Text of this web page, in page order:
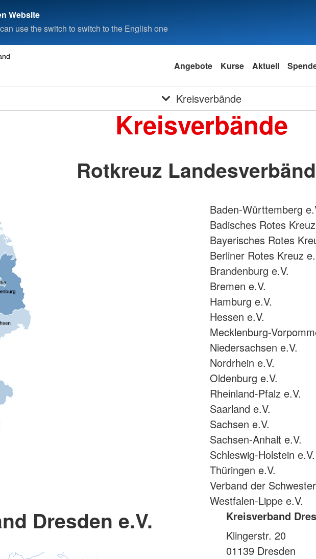
Website
use the switch to switch to the English one
Angebote Kurse Aktuell
Kreisverbände
Kreisverbände
Rotkreuz
Baden-Württemberg
Badisches Rotes
Bayerisches Rotes
Berliner Rotes Kreuz
Brandenburg e.V.
Bremen e.V.
Hamburg e.V.
Hessen e.V.
Mecklenburg-
Niedersachsen e.V.
Nordrhein e.V.
Oldenburg e.V.
Rheinland-Pfalz e.V.
Saarland e.V.
Sachsen e.V.
Sachsen-Anhalt e.V.
Schleswig-Holstein e.V.
Thüringen e.V.
Verband der
Westfalen-Lippe e.V.
Dresden e.V.
Kreisverband
Klingerstr. 20
01139 Dresden